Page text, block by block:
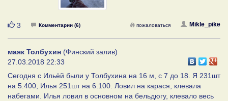
Нравится
3 Комментарии (6) Mikle_pike
пожаловаться
маяк Толбухин (Финский залив)
27.03.2018 22:33
Сегодня с Ильёй были у Толбухина на 16 м, с 7 до 18. Я 231шт
на 5.400, Илья 251шт на 6.100. Ловил на карася, клевала
набегами. Илья ловил в основном на бельдюгу, клевало весь